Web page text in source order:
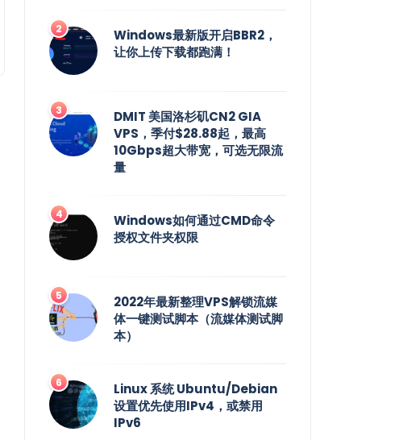
Windows最新版开启BBR2，
让你上传下载都跑满！
DMIT 美国洛杉矶CN2 GIA
VPS，季付$28.88起，最高
10Gbps超大带宽，可选无限流
量
Windows如何通过CMD命令
授权文件夹权限
2022年最新整理VPS解锁流媒
体一键测试脚本（流媒体测试脚
本）
Linux 系统 Ubuntu/Debian
设置优先使用IPv4，或禁用
IPv6